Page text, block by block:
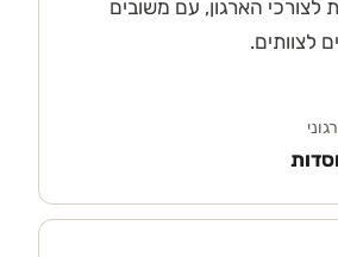
לצורכי הארגון, עם משובים
לצוותים.